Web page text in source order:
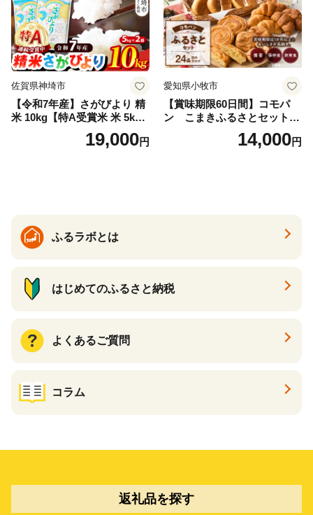
佐賀県神埼市
【令和7年産】さがびより 精
米 10kg【特A受賞米 米 5kg×
2袋 お米 コメ こめ 国産 美味
しい ブランド米 人気 ランキ
19,000円
愛知県小牧市
【賞味期限60日間】コモパ
ン こまきふるさとセット
（24個入り）／災害用備蓄
保存食 非常食 防災グッズに
14,000円
ふるラボとは
はじめてのふるさと納税
よくあるご質問
コラム
返礼品を探す